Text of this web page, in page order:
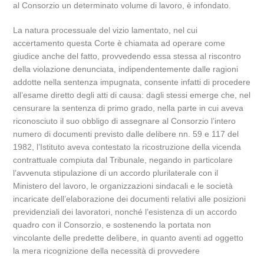
al Consorzio un determinato volume di lavoro, è infondato.
La natura processuale del vizio lamentato, nel cui
accertamento questa Corte è chiamata ad operare come
giudice anche del fatto, provvedendo essa stessa al riscontro
della violazione denunciata, indipendentemente dalle ragioni
addotte nella sentenza impugnata, consente infatti di procedere
all’esame diretto degli atti di causa: dagli stessi emerge che, nel
censurare la sentenza di primo grado, nella parte in cui aveva
riconosciuto il suo obbligo di assegnare al Consorzio l’intero
numero di documenti previsto dalle delibere nn. 59 e 117 del
1982, l’Istituto aveva contestato la ricostruzione della vicenda
contrattuale compiuta dal Tribunale, negando in particolare
l’avvenuta stipulazione di un accordo plurilaterale con il
Ministero del lavoro, le organizzazioni sindacali e le società
incaricate dell’elaborazione dei documenti relativi alle posizioni
previdenziali dei lavoratori, nonché l’esistenza di un accordo
quadro con il Consorzio, e sostenendo la portata non
vincolante delle predette delibere, in quanto aventi ad oggetto
la mera ricognizione della necessità di provvedere